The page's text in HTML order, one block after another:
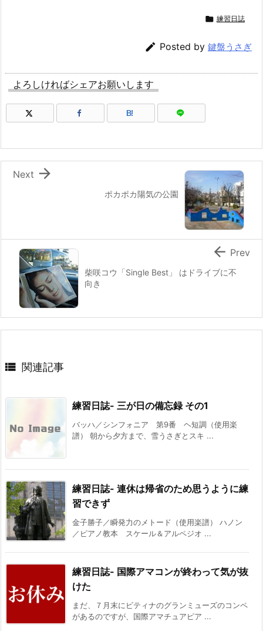
 練習日誌
 Posted by 鍵盤うさぎ
よろしければシェアお願いします
B!
ポカポカ陽気の公園

Next
柴咲コウ「Single Best」 はドライブに不
向き
 Prev
 関連記事
練習日誌- 三が日の備忘録 その1
バッハ／シンフォニア 第9番 ヘ短調（使用楽
譜） 朝から夕方まで、雪うさぎとスキ ...
練習日誌- 連休は帰省のため思うように練
習できず
金子勝子／瞬発力のメトード（使用楽譜） ハノン
／ピアノ教本 スケール＆アルペジオ ...
練習日誌- 国際アマコンが終わって気が抜
けた
まだ、７月末にビティナのグランミューズのコンペ
があるのですが、国際アマチュアピア ...